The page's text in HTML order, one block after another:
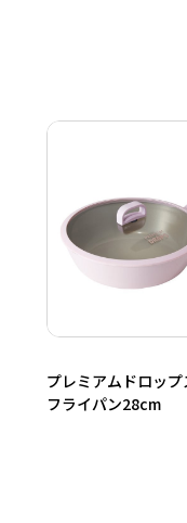
プレミアムドロッ
フライパン28cm